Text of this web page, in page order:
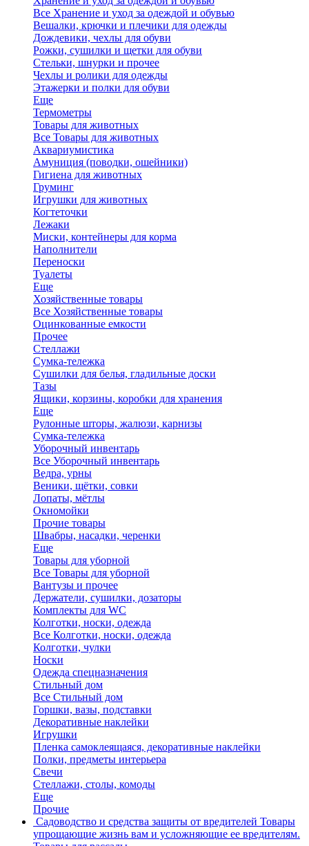
Все Хранение и уход за одеждой и обувью
Вешалки, крючки и плечики для одежды
Дождевики, чехлы для обуви
Рожки, сушилки и щетки для обуви
Стельки, шнурки и прочее
Чехлы и ролики для одежды
Этажерки и полки для обуви
Еще
Термометры
Товары для животных
Все Товары для животных
Аквариумистика
Амуниция (поводки, ошейники)
Гигиена для животных
Груминг
Игрушки для животных
Когтеточки
Лежаки
Миски, контейнеры для корма
Наполнители
Переноски
Туалеты
Еще
Хозяйственные товары
Все Хозяйственные товары
Оцинкованные емкости
Прочее
Стеллажи
Сумка-тележка
Сушилки для белья, гладильные доски
Тазы
Ящики, корзины, коробки для хранения
Еще
Рулонные шторы, жалюзи, карнизы
Сумка-тележка
Уборочный инвентарь
Все Уборочный инвентарь
Ведра, урны
Веники, щётки, совки
Лопаты, мётлы
Окномойки
Прочие товары
Швабры, насадки, черенки
Еще
Товары для уборной
Все Товары для уборной
Вантузы и прочее
Держатели, сушилки, дозаторы
Комплекты для WC
Колготки, носки, одежда
Все Колготки, носки, одежда
Колготки, чулки
Носки
Одежда спецназначения
Стильный дом
Все Стильный дом
Горшки, вазы, подставки
Декоративные наклейки
Игрушки
Пленка самоклеящаяся, декоративные наклейки
Полки, предметы интерьера
Свечи
Стеллажи, столы, комоды
Еще
Прочие
Садоводство и средства защиты от вредителей Товары
упрощающие жизнь вам и усложняющие ее вредителям.